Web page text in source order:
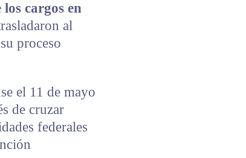
cargos en
al
proceso
el 11 de mayo
de cruzar
federales